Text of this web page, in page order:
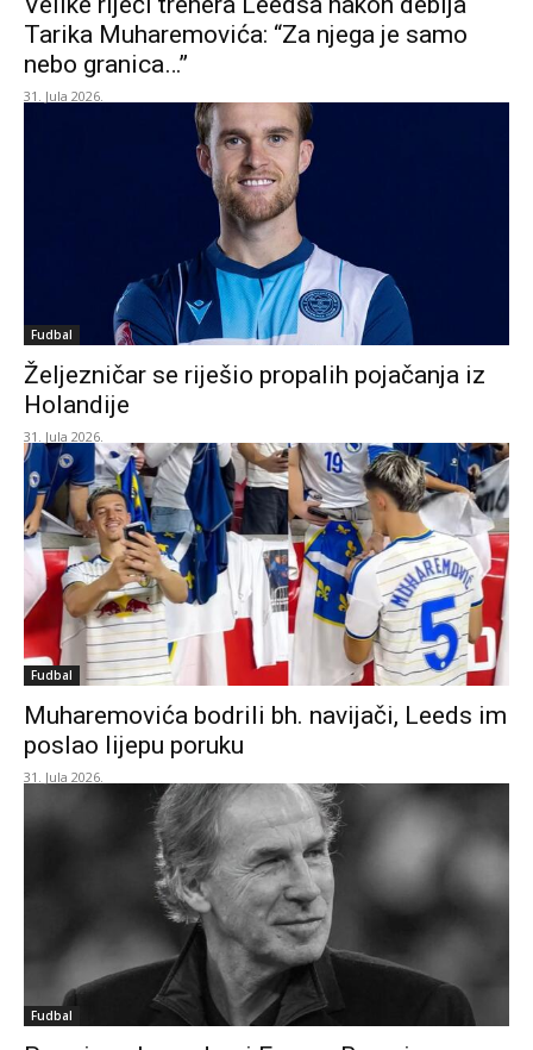
Tarika Muharemovića: “Za njega je samo
nebo granica…”
31. Jula 2026.
Fudbal
Željezničar se riješio propalih pojačanja iz
Holandije
31. Jula 2026.
Fudbal
Muharemovića bodrili bh. navijači, Leeds im
poslao lijepu poruku
31. Jula 2026.
Fudbal